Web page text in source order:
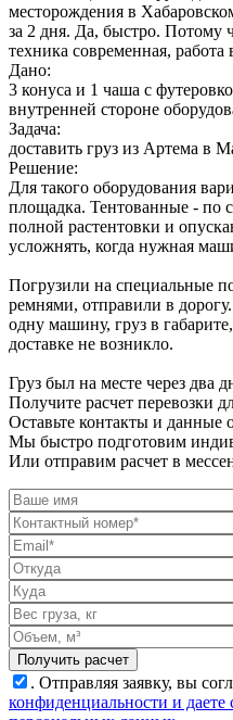
месторождения в
за 2 дня. Да, быстро. Потому
техника современная, работа
Дано:
3 конуса и 1 чаша с
внутренней стороне
Задача:
доставить груз из Артема в
Решение:
Для такого оборудования
площадка. Тентованные - по
полной растентовки и
усложнять, когда нужная
Погрузили на специальные
ремнями, отправили в
одну машину, груз в
доставке не возникло.
Груз был на месте через два
Получите расчет перевозки
Оставьте контакты и данные
Мы быстро подготовим
Или отправим расчет в
. Отправляя заявку, вы
конфиденциальности и даете